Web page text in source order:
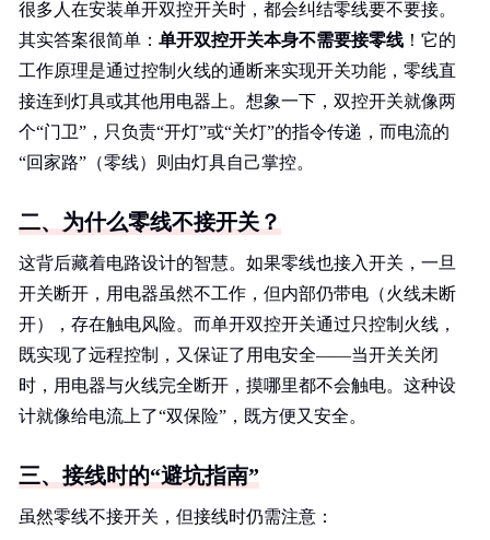
很多人在安装单开双控开关时，都会纠结零线要不要接。
其实答案很简单： 单开双控开关本身不需要接零线 ！它的
工作原理是通过控制火线的通断来实现开关功能，零线直
接连到灯具或其他用电器上。想象一下，双控开关就像两
个“门卫”，只负责“开灯”或“关灯”的指令传递，而电流的
“回家路”（零线）则由灯具自己掌控。
二、为什么零线不接开关？
这背后藏着电路设计的智慧。如果零线也接入开关，一旦
开关断开，用电器虽然不工作，但内部仍带电（火线未断
开），存在触电风险。而单开双控开关通过只控制火线，
既实现了远程控制，又保证了用电安全——当开关关闭
时，用电器与火线完全断开，摸哪里都不会触电。这种设
计就像给电流上了“双保险”，既方便又安全。
三、接线时的“避坑指南”
虽然零线不接开关，但接线时仍需注意：